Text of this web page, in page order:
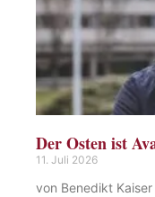
Der Osten ist
11. Juli 2026
von Benedikt